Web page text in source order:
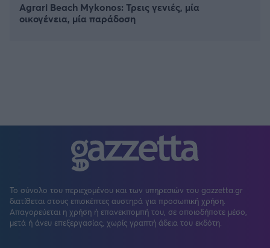
Agrari Beach Mykonos: Τρεις γενιές, μία
οικογένεια, μία παράδοση
Το σύνολο του περιεχομένου και των υπηρεσιών του gazzetta.gr
διατίθεται στους επισκέπτες αυστηρά για προσωπική χρήση.
Απαγορεύεται η χρήση ή επανεκπομπή του, σε οποιοδήποτε μέσο,
μετά ή άνευ επεξεργασίας, χωρίς γραπτή άδεια του εκδότη.